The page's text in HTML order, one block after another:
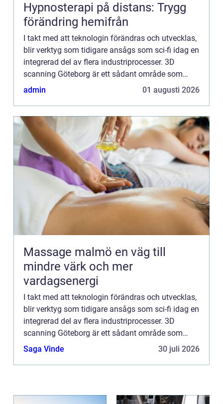
Hypnosterapi på distans: Trygg
förändring hemifrån
I takt med att teknologin förändras och utvecklas,
blir verktyg som tidigare ansågs som sci-fi idag en
integrerad del av flera industriprocesser. 3D
scanning Göteborg är ett sådant område som
snabbt har gåt...
admin 01 augusti 2026
Massage malmö en väg till
mindre värk och mer
vardagsenergi
I takt med att teknologin förändras och utvecklas,
blir verktyg som tidigare ansågs som sci-fi idag en
integrerad del av flera industriprocesser. 3D
scanning Göteborg är ett sådant område som
snabbt har gåt...
Saga Vinde 30 juli 2026